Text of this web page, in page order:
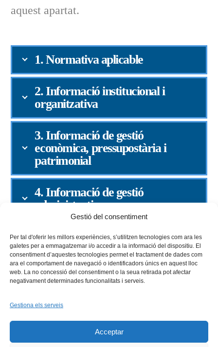
Gestió del consentiment
Per tal d'oferir les millors experiències, s’utilitzen tecnologies com ara les
galetes per a emmagatzemar i/o accedir a la informació del dispositiu. El
consentiment d’aquestes tecnologies permet el tractament de dades com
ara el comportament de navegació o identificadors únics en aquest lloc
web. La no concessió del consentiment o la seua retirada pot afectar
negativament determinades funcionalitats i serveis.
Gestiona els serveis
Acceptar
aquest apartat.
1. Normativa aplicable
2. Informació institucional i
organitzativa
3. Informació de gestió
econòmica, pressupostària i
patrimonial
4. Informació de gestió
administrativa
Instagram
Flickr
INICI QUI SOM PROGRAMES